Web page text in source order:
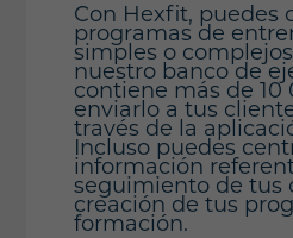
Con Hexfit, puedes
programas de
simples o
nuestro banco de
contiene más de 10
enviarlo a tus
través de la
Incluso puedes
información
seguimiento de tus
creación de tus
formación.